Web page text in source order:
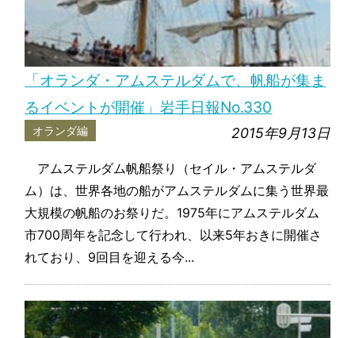
「オランダ・アムステルダムで、帆船が集ま
るイベントが開催」岩手日報No.330
オランダ編 2015年9月13日
アムステルダム帆船祭り（セイル・アムステルダ
ム）は、世界各地の船がアムステルダムに集う世界最
大規模の帆船のお祭りだ。1975年にアムステルダム
市700周年を記念して行われ、以来5年おきに開催さ
れており、9回目を迎える今...